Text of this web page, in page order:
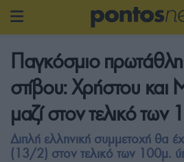
Παγκόσμιο
στίβου: Χρήστου και
μαζί στον τελικό των
Διπλή ελληνική συμμετοχή θα
(13/2) στον τελικό των 100μ.